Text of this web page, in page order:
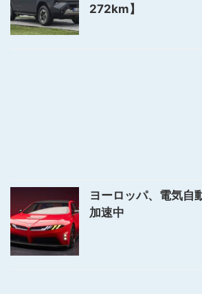
272km】
ヨーロッパ、電気自
加速中